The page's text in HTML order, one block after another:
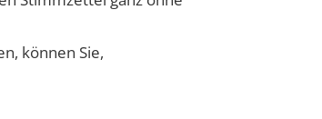
können Sie,